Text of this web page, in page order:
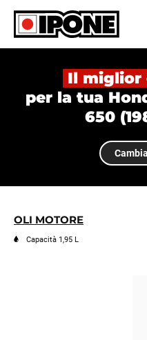
Ipone
OLI MOTORE
CURA
MANUTENZIONE
Rivenditori
Il miglior
per la tua
650
OLI MOTORE
Capacità 1,95 L